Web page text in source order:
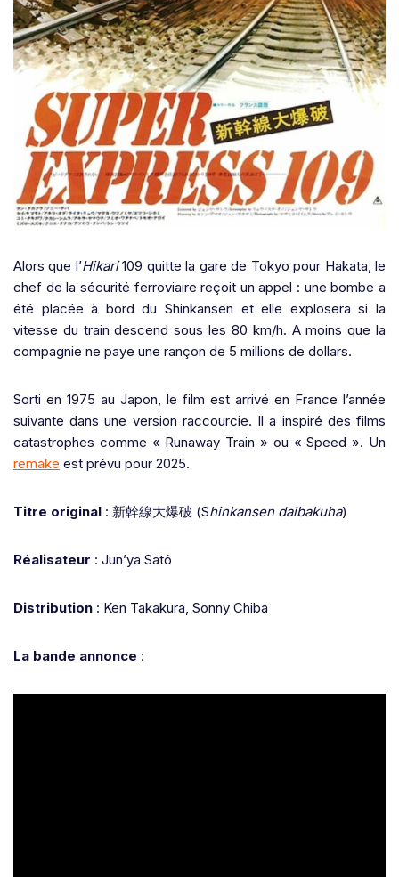
Alors que l’Hikari109 quitte la gare de Tokyo pour Hakata, le
chef de la sécurité ferroviaire reçoit un appel : une bombe a
été placée à bord du Shinkansen et elle explosera si la
vitesse du train descend sous les 80 km/h. A moins que la
compagnie ne paye une rançon de 5 millions de dollars.
Sorti en 1975 au Japon, le film est arrivé en France l’année
suivante dans une version raccourcie. Il a inspiré des films
catastrophes comme « Runaway Train » ou « Speed ». Un
remake est prévu pour 2025.
Titre original : 新幹線大爆破 (Shinkansen daibakuha)
Réalisateur : Jun’ya Satô
Distribution : Ken Takakura, Sonny Chiba
La bande annonce :